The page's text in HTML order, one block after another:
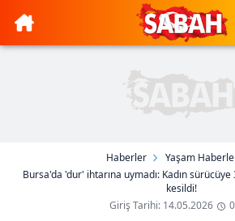
Haberler
Yaşam
Bursa'da 'dur' ihtarına uymadı: Kadın
kesildi!
Giriş Tarihi: 14.05.2026